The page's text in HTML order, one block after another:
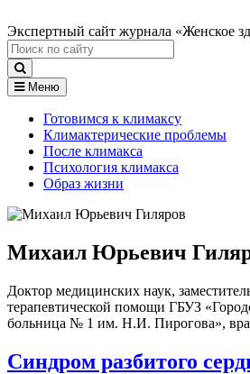
Экспертный сайт журнала «Женское
Меню
Готовимся к климаксу
Климактерические проблемы
После климакса
Психология климакса
Образ жизни
Михаил Юрьевич
Доктор медицинских наук,
терапевтической помощи ГБУЗ
больница № 1 им. Н.И. Пирогова»,
Синдром разбитого